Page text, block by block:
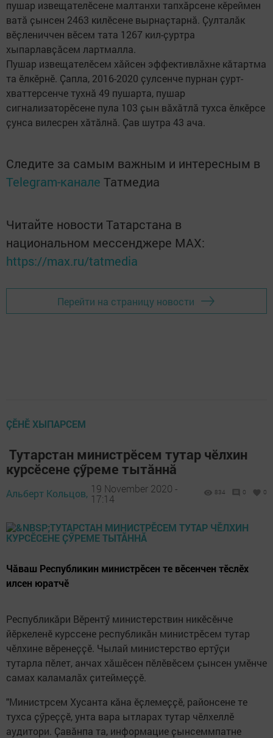
пушар извещателӗсене малтанхи тапхӑрсене кӗреймен
ватӑ ҫынсен 2463 килӗсене вырнаҫтарнӑ. Ҫулталӑк
вӗҫлениччен вӗсем тата 1267 кил-ҫуртра
хыпарлавҫӑсем лартмалла.
Пушар извещателӗсем хӑйсен эффективлӑхне кӑтартма
та ӗлкӗрнӗ. Ҫапла, 2016-2020 ҫулсенче пурнан ҫурт-
хваттерсенче тухнӑ 49 пушарта, пушар
сигнализаторӗсене пула 103 ҫын вӑхӑтлӑ тухса ӗлкӗрсе
ҫунса вилесрен хӑтӑлнӑ. Ҫав шутра 43 ача.
Следите за самым важным и интересным в
Telegram-канале Татмедиа
Читайте новости Татарстана в
национальном мессенджере MАХ:
https://max.ru/tatmedia
Перейти на страницу новости
ÇӖНӖ ХЫПАРСЕМ
Тутарстан министрӗсем тутар чӗлхин
курсӗсене ҫӳреме тытӑннӑ
Альберт Кольцов, 19 November 2020 -
17:14
834 0 0
Чӑваш Республикин министрӗсен те вӗсенчен тӗслӗх
илсен юратчӗ
Республикӑри Вӗрентӳ министерствин никӗсӗнче
йӗркеленӗ курссене республикӑн министрӗсем тутар
чӗлхине вӗренеҫҫӗ. Чылай министерство ертӳҫи
тутарла пӗлет, анчах хӑшӗсен пӗлӗвӗсем ҫынсен умӗнче
самах каламалӑх ҫитеймеҫҫӗ.
"Министрсем Хусанта кӑна ӗҫлемеҫҫӗ, районсене те
тухса ҫӳреҫҫӗ, унта вара ытларах тутар чӗлхеллӗ
аудитори. Ҫавӑнпа та, информацие ҫынсеммпатне